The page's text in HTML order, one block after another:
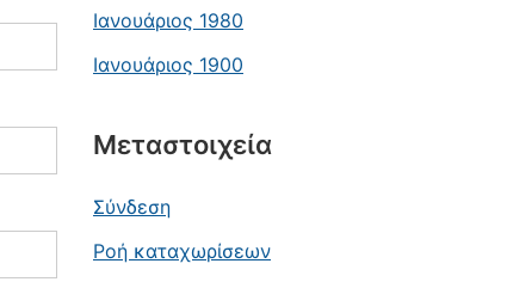
Ιανουάριος 1980
Ιανουάριος 1900
Μεταστοιχεία
Σύνδεση
Ροή καταχωρίσεων